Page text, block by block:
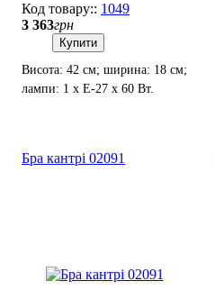
1049
3 363грн
Купити
Висота: 42 см; ширина: 18 см;
лампи: 1 х Е-27 х 60 Вт.
Бра кантрі 02091